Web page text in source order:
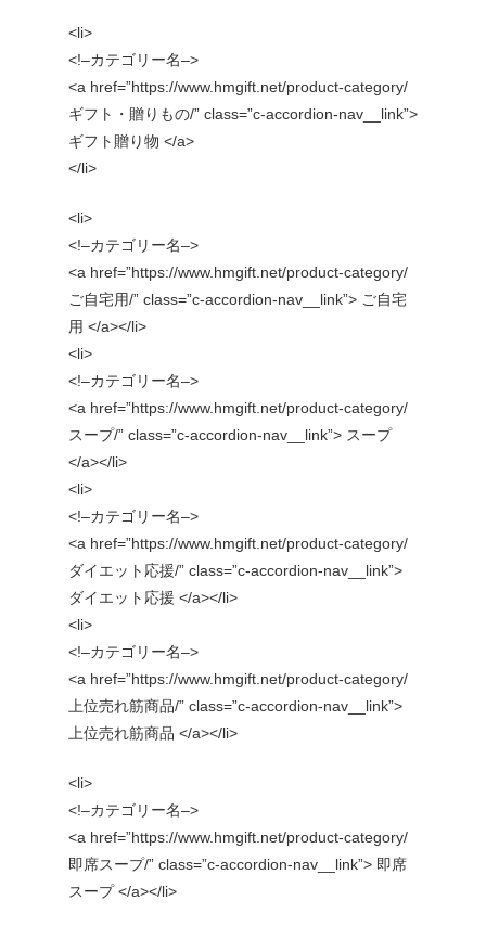
<li>
<!–カテゴリー名–>
<a href=”https://www.hmgift.net/product-category/
ギフト・贈りもの/” class=”c-accordion-nav__link”>
ギフト贈り物 </a>
</li>
<li>
<!–カテゴリー名–>
<a href=”https://www.hmgift.net/product-category/
ご自宅用/” class=”c-accordion-nav__link”> ご自宅
用 </a></li>
<li>
<!–カテゴリー名–>
<a href=”https://www.hmgift.net/product-category/
スープ/” class=”c-accordion-nav__link”> スープ
</a></li>
<li>
<!–カテゴリー名–>
<a href=”https://www.hmgift.net/product-category/
ダイエット応援/” class=”c-accordion-nav__link”>
ダイエット応援 </a></li>
<li>
<!–カテゴリー名–>
<a href=”https://www.hmgift.net/product-category/
上位売れ筋商品/” class=”c-accordion-nav__link”>
上位売れ筋商品 </a></li>
<li>
<!–カテゴリー名–>
<a href=”https://www.hmgift.net/product-category/
即席スープ/” class=”c-accordion-nav__link”> 即席
スープ </a></li>